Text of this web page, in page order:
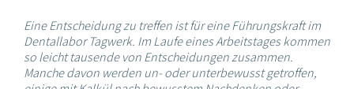
Eine Entscheidung zu treffen ist für eine Führungskraft im
Dentallabor Tagwerk. Im Laufe eines Arbeitstages kommen
so leicht tausende von Entscheidungen zusammen.
Manche davon werden un- oder unterbewusst getroffen,